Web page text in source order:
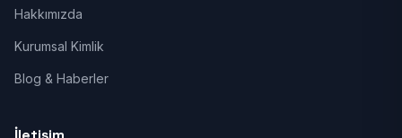
Hakkımızda
Kurumsal Kimlik
Blog & Haberler